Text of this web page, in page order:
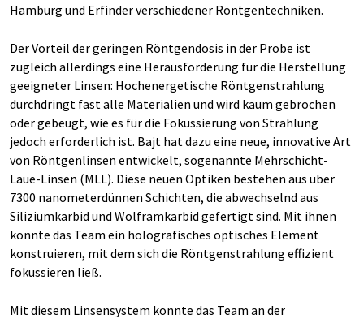
Hamburg und Erfinder verschiedener Röntgentechniken.
Der Vorteil der geringen Röntgendosis in der Probe ist
zugleich allerdings eine Herausforderung für die Herstellung
geeigneter Linsen: Hochenergetische Röntgenstrahlung
durchdringt fast alle Materialien und wird kaum gebrochen
oder gebeugt, wie es für die Fokussierung von Strahlung
jedoch erforderlich ist. Bajt hat dazu eine neue, innovative Art
von Röntgenlinsen entwickelt, sogenannte Mehrschicht-
Laue-Linsen (MLL). Diese neuen Optiken bestehen aus über
7300 nanometerdünnen Schichten, die abwechselnd aus
Siliziumkarbid und Wolframkarbid gefertigt sind. Mit ihnen
konnte das Team ein holografisches optisches Element
konstruieren, mit dem sich die Röntgenstrahlung effizient
fokussieren ließ.
Mit diesem Linsensystem konnte das Team an der